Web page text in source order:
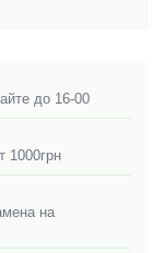
до 16-00
1000грн
на